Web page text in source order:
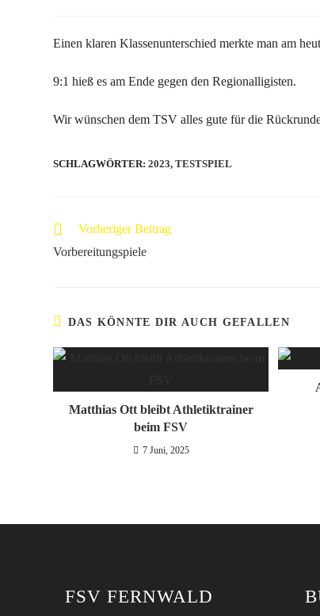
Einen klaren Klassenunterschied merkte man am
9:1 hieß es am Ende gegen den Regionalligisten.
Wir wünschen dem TSV alles gute für die
SCHLAGWÖRTER:2023, TESTSPIEL
Vorheriger Beitrag
Vorbereitungspiele
DAS KÖNNTE DIR AUCH GEFALLEN
Matthias Ott bleibt Athletiktrainer
beim FSV
7 Juni, 2025
FSV FERNWALD